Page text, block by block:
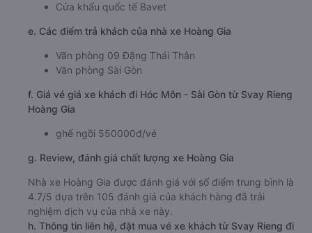
Cửa khẩu quốc tế Bavet
e. Các điểm trả khách của nhà xe Hoàng Gia
Văn phòng 09 Đặng Thái Thân
Văn phòng Sài Gòn
f. Giá vé giá xe khách đi Hóc Môn - Sài Gòn từ Svay Rieng
Hoàng Gia
ghế ngồi 550000đ/vé
g. Review, đánh giá chất lượng xe Hoàng Gia
Nhà xe Hoàng Gia được đánh giá với số điểm trung bình là
4.7/5 dựa trên 105 đánh giá của khách hàng đã trải
nghiệm dịch vụ của nhà xe này.
h. Thông tin liên hệ, đặt mua vé xe khách từ Svay Rieng đi